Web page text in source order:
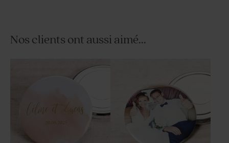
transparent rond mariage
Nos clients ont aussi aimé...